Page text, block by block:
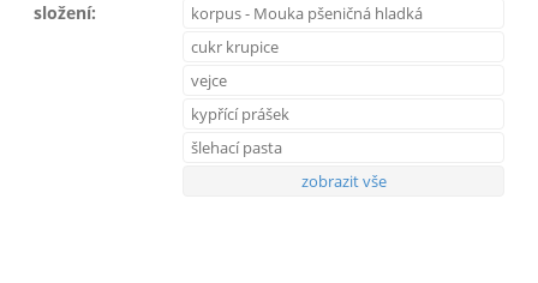
složení:
korpus - Mouka pšeničná hladká
cukr krupice
vejce
kypřící prášek
šlehací pasta
zobrazit vše